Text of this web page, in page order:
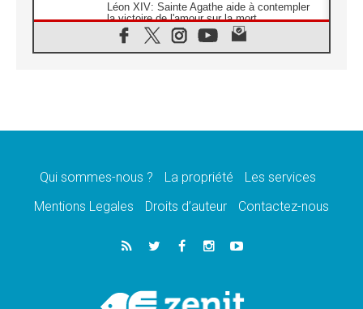
Léon XIV: Sainte Agathe aide à contempler
la victoire de l'amour sur la mort
08.08.2026
«Relancer l'empathie», le projet Triennal d'art
08.08.2026
07.08.2026
Calapan devient un diocèse
Congo-Brazzaville: le 15 août, entre solennité
de l'Assomption et mémoire nationale
«La paix commence par l'empathie» estime
le cardinal Parolin
Qui sommes-nous ? La propriété
Les services
Mentions Legales
Droits d’auteur Contactez-nous